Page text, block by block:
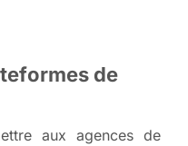
de
aux agences de